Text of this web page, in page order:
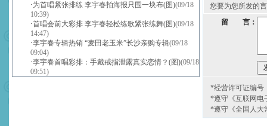
·为首唱紧张排练 李宇春拍海报只围一块布(图)(09/18
10:39)
·首唱会前大彩排 李宇春轻松练歌紧张练舞(图)(09/18
14:47)
·李宇春专辑热销 “麦田老玉米”长沙亲购专辑(09/18
09:04)
·李宇春首唱彩排：手戴戒指泄露真实恋情？(图)(09/18
09:51)
您要为您所发的
留 言：
*经营许可证编号
*遵守《互联网电
*遵守《全国人大